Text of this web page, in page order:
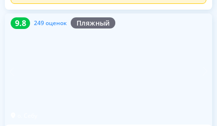
9.8 249 оценок Пляжный
9.8 249 оценок